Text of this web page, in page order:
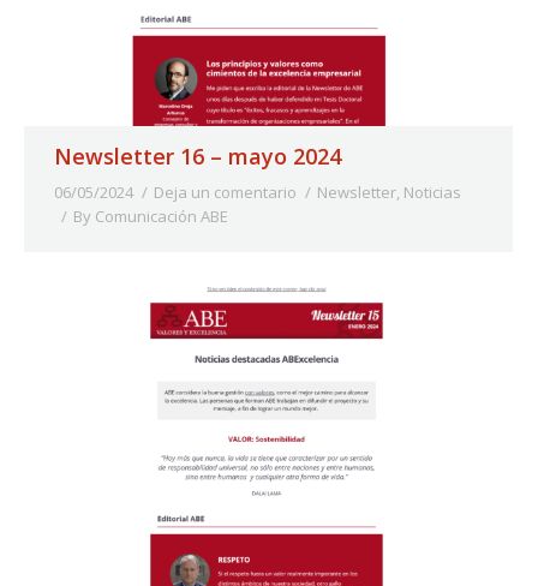
Newsletter 16 – mayo 2024
06/05/2024 Deja un comentario Newsletter, Noticias
By Comunicación ABE